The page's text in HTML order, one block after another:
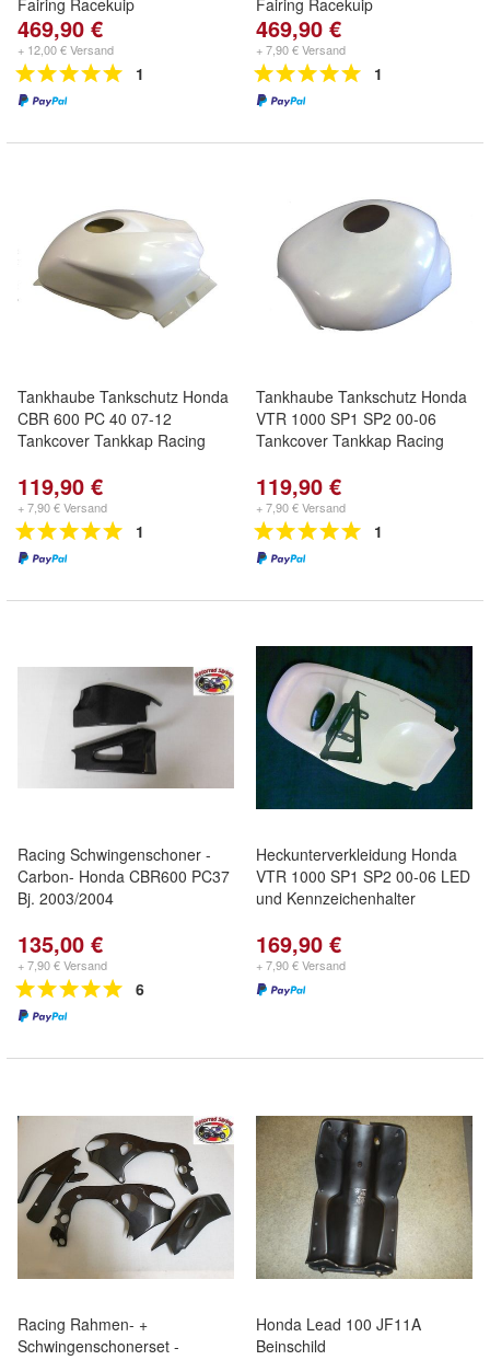
Fairing Racekuip
469,90 €
+ 12,00 € Versand
1
Fairing Racekuip
469,90 €
+ 7,90 € Versand
1
Tankhaube Tankschutz Honda
CBR 600 PC 40 07-12
Tankcover Tankkap Racing
119,90 €
+ 7,90 € Versand
1
Tankhaube Tankschutz Honda
VTR 1000 SP1 SP2 00-06
Tankcover Tankkap Racing
119,90 €
+ 7,90 € Versand
1
Racing Schwingenschoner -
Carbon- Honda CBR600 PC37
Bj. 2003/2004
135,00 €
+ 7,90 € Versand
6
Heckunterverkleidung Honda
VTR 1000 SP1 SP2 00-06 LED
und Kennzeichenhalter
169,90 €
+ 7,90 € Versand
Racing Rahmen- +
Schwingenschonerset -
Honda Lead 100 JF11A
Beinschild